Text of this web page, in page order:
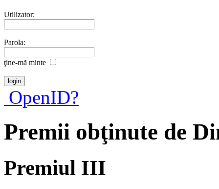
Utilizator:
Parola:
ţine-mã minte
OpenID?
Premii obţinute de
Premiul III